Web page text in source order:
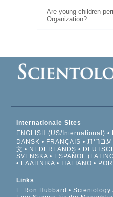
Are young children
Organization?
Internationale Sites
ENGLISH (US/International)
DANSK
FRANÇAIS עברית
文
NEDERLANDS
SVENSKA
ESPAÑOL
ΕΛΛΗΝΙΚA
ITALIANO
Links
L. Ron Hubbard
Scientology